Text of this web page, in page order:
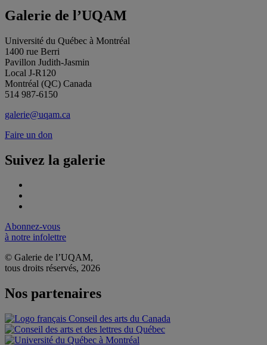
Galerie de l’UQAM
Université du Québec à Montréal
1400 rue Berri
Pavillon Judith-Jasmin
Local J-R120
Montréal (QC) Canada
514 987-6150
galerie@uqam.ca
Faire un don
Suivez la galerie
Abonnez-vous
à notre infolettre
© Galerie de l’UQAM,
tous droits réservés, 2026
Nos partenaires